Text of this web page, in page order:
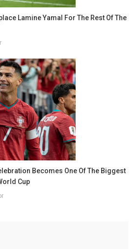
Lamine Yamal For The Rest Of The
Becomes One Of The Biggest
Cup